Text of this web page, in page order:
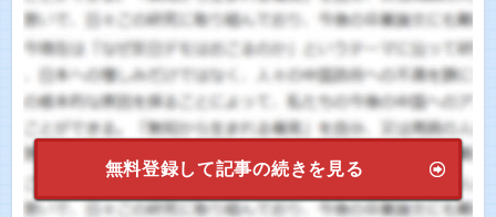
無料登録して記事の続きを見る